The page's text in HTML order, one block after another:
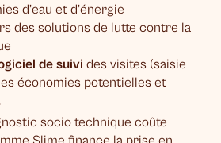
d’eau et d’énergie
des solutions de lutte contre la
de suivi des visites (saisie
économies potentielles et
socio technique coûte